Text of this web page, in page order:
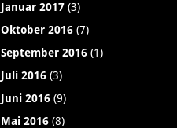
Januar 2017(3)
Oktober 2016(7)
September 2016(1)
Juli 2016(3)
Juni 2016(9)
Mai 2016(8)